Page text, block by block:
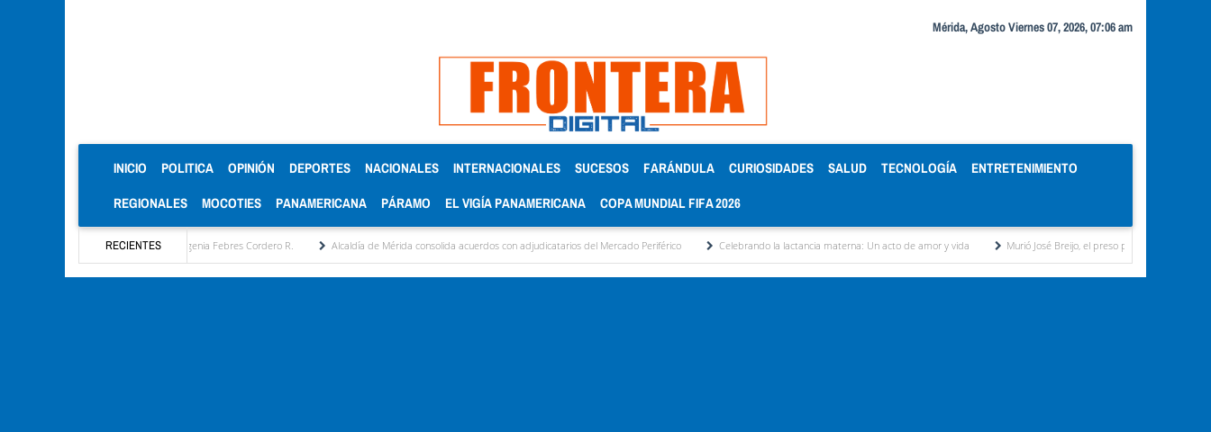
Mérida, Agosto Viernes 07, 2026, 07:06 am
INICIO (CURRENT)
POLITICA OPINIÓN DEPORTES NACIONALES INTERNACIONALES SUCESOS FARÁNDULA CURIOSIDADES SALUD TECNOLOGÍA ENTRETENIMIENTO
REGIONALES MOCOTIES PANAMERICANA PÁRAMO EL VIGÍA PANAMERICANA COPA MUNDIAL FIFA 2026
RECIENTES
estratégica por María Eugenia Febres Cordero R. Alcaldía de Mérida consolida acuerdos con adjudicatarios del Mercado Periférico Celebrando la lactancia materna: Un acto de amor y vida Murió José Breijo, el preso político uruguayo-venezolano bajo